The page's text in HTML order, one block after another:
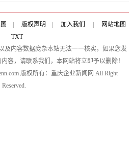
版权声明 加入我们
网站地图
TXT
及内容数据庞杂本站无法一一核实，如果您发
容，请联系我们，本网站将立即予以删除！
版权所有：重庆企业新闻网 All Right
Reserved.